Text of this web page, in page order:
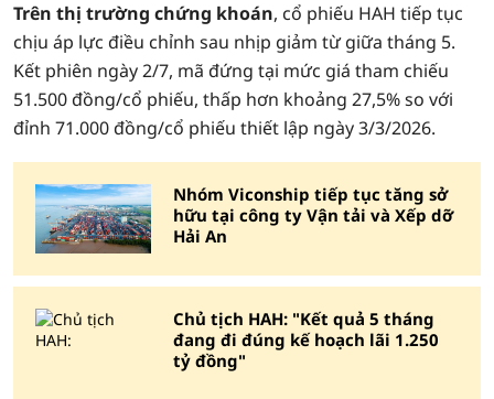
Trên thị trường chứng khoán, cổ phiếu HAH tiếp tục
chịu áp lực điều chỉnh sau nhịp giảm từ giữa tháng 5.
Kết phiên ngày 2/7, mã đứng tại mức giá tham chiếu
51.500 đồng/cổ phiếu, thấp hơn khoảng 27,5% so với
đỉnh 71.000 đồng/cổ phiếu thiết lập ngày 3/3/2026.
Nhóm Viconship tiếp tục tăng sở
hữu tại công ty Vận tải và Xếp dỡ
Hải An
Chủ tịch HAH: "Kết quả 5 tháng
đang đi đúng kế hoạch lãi 1.250
tỷ đồng"